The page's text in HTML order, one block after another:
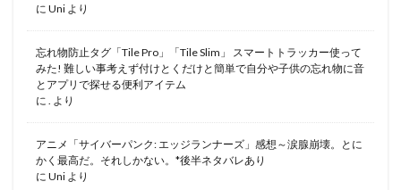
に Uni より
忘れ物防止タグ「Tile Pro」「Tile Slim」 スマートトラッカー使って
みた! 難しい事考えず付けとくだけと簡単で自分や子供の忘れ物に音
とアプリで探せる便利アイテム
に
より
アニメ「サイバーパンク: エッジランナーズ」感想～涙腺崩壊。とに
かく最高だ。それしかない。*後半ネタバレあり
に Uni より